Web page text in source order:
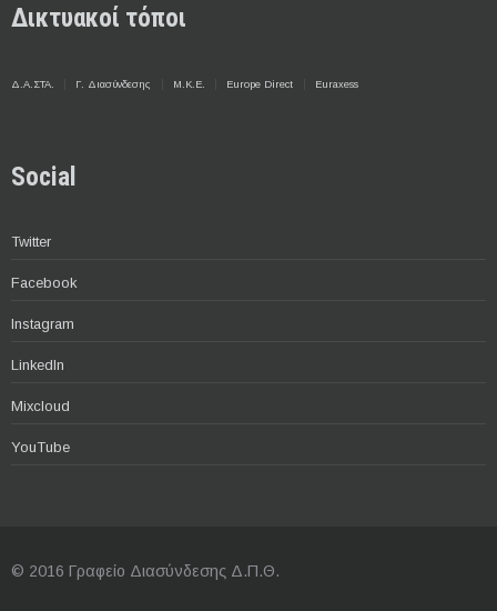
Δικτυακοί τόποι
Δ.Α.ΣΤΑ. Γ. Διασύνδεσης Μ.Κ.Ε. Europe Direct Euraxess
Social
Twitter
Facebook
Instagram
LinkedIn
Mixcloud
YouTube
© 2016 Γραφείο Διασύνδεσης Δ.Π.Θ.